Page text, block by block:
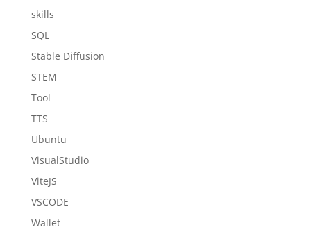
skills
SQL
Stable Diffusion
STEM
Tool
TTS
Ubuntu
VisualStudio
ViteJS
VSCODE
Wallet